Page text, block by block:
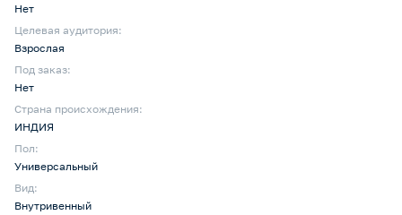
Нет
Целевая аудитория:
Взрослая
Под заказ:
Нет
Страна происхождения:
ИНДИЯ
Пол:
Универсальный
Вид:
Внутривенный